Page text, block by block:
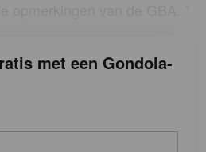
met een Gondola-